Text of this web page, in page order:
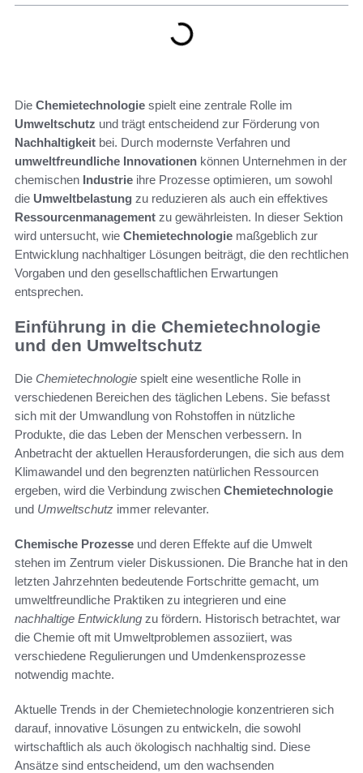
Die Chemietechnologie spielt eine zentrale Rolle im
Umweltschutz und trägt entscheidend zur Förderung von
Nachhaltigkeit bei. Durch modernste Verfahren und
umweltfreundliche Innovationen können Unternehmen in der
chemischen Industrie ihre Prozesse optimieren, um sowohl
die Umweltbelastung zu reduzieren als auch ein effektives
Ressourcenmanagement zu gewährleisten. In dieser Sektion
wird untersucht, wie Chemietechnologie maßgeblich zur
Entwicklung nachhaltiger Lösungen beiträgt, die den rechtlichen
Vorgaben und den gesellschaftlichen Erwartungen
entsprechen.
Einführung in die Chemietechnologie
und den Umweltschutz
Die Chemietechnologie spielt eine wesentliche Rolle in
verschiedenen Bereichen des täglichen Lebens. Sie befasst
sich mit der Umwandlung von Rohstoffen in nützliche
Produkte, die das Leben der Menschen verbessern. In
Anbetracht der aktuellen Herausforderungen, die sich aus dem
Klimawandel und den begrenzten natürlichen Ressourcen
ergeben, wird die Verbindung zwischen Chemietechnologie
und Umweltschutz immer relevanter.
Chemische Prozesse und deren Effekte auf die Umwelt
stehen im Zentrum vieler Diskussionen. Die Branche hat in den
letzten Jahrzehnten bedeutende Fortschritte gemacht, um
umweltfreundliche Praktiken zu integrieren und eine
nachhaltige Entwicklung zu fördern. Historisch betrachtet, war
die Chemie oft mit Umweltproblemen assoziiert, was
verschiedene Regulierungen und Umdenkensprozesse
notwendig machte.
Aktuelle Trends in der Chemietechnologie konzentrieren sich
darauf, innovative Lösungen zu entwickeln, die sowohl
wirtschaftlich als auch ökologisch nachhaltig sind. Diese
Ansätze sind entscheidend, um den wachsenden